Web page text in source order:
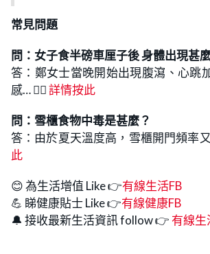
常見問題
問：女子食半磅車厘子後 身體出現甚
答：鄭女士當晚開始出現腹瀉、心跳
感… 👉🏻詳情按此
問：雪櫃食物中毒是甚麼？
答：由於夏天溫度高，雪櫃開門頻率又
此
😊 為生活增值 Like 👉有線生活FB
💪 睇健康貼士 Like 👉有線健康FB
🔔 接收最新生活資訊 follow 👉 有線生